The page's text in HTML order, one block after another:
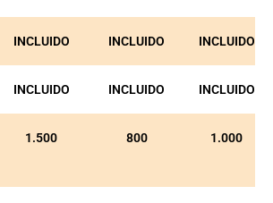
INCLUIDO INCLUIDO INCLUIDO
INCLUIDO INCLUIDO INCLUIDO
1.500 800 1.000